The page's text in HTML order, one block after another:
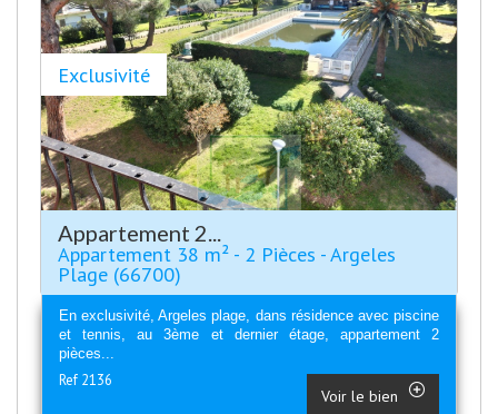
Exclusivité
Appartement 2...
Appartement 38 m² - 2 Pièces - Argeles
Plage (66700)
En exclusivité, Argeles plage, dans résidence avec piscine
et tennis, au 3ème et dernier étage, appartement 2
pièces...
Ref 2136
Voir le bien